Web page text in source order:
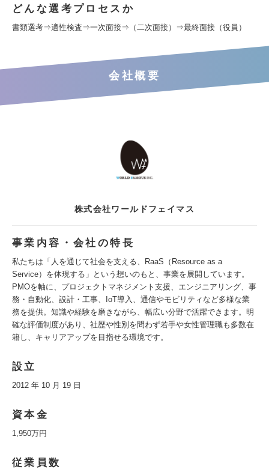
どんな選考プロセスか
書類選考⇒適性検査⇒一次面接⇒（二次面接）⇒最終面接（役員）
会社概要
株式会社ワールドフェイマス
事業内容・会社の特長
私たちは「人を通じて社会を支える、RaaS（Resource as a
Service）を体現する」という想いのもと、事業を展開しています。
PMOを軸に、プロジェクトマネジメント支援、エンジニアリング、事
務・自動化、設計・工事、IoT導入、通信やモビリティなど多様な業
務を提供。知識や経験を磨きながら、幅広い分野で活躍できます。明
確な評価制度があり、社歴や性別を問わず若手や女性管理職も多数在
籍し、キャリアアップを目指せる環境です。
設立
2012 年 10 月 19 日
資本金
1,950万円
従業員数